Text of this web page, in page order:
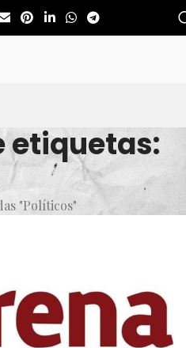
etiquetas:
"Políticos"